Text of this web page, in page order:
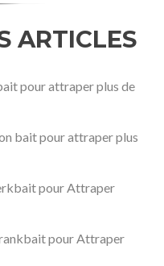
ARTICLES
pour attraper plus de
bait pour attraper plus
pour Attraper
pour Attraper